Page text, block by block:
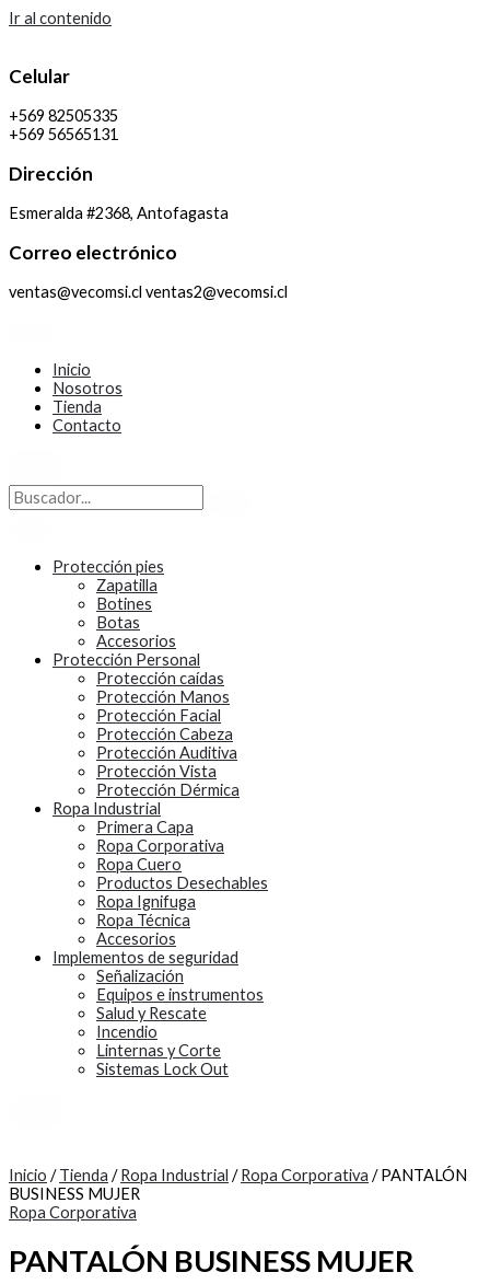
Ir al contenido
Celular
+569 82505335
+569 56565131
Dirección
Esmeralda #2368, Antofagasta
Correo electrónico
ventas@vecomsi.cl ventas2@vecomsi.cl
Inicio
Nosotros
Tienda
Contacto
Protección pies
Zapatilla
Botines
Botas
Accesorios
Protección Personal
Protección caídas
Protección Manos
Protección Facial
Protección Cabeza
Protección Auditiva
Protección Vista
Protección Dérmica
Ropa Industrial
Primera Capa
Ropa Corporativa
Ropa Cuero
Productos Desechables
Ropa Ignifuga
Ropa Técnica
Accesorios
Implementos de seguridad
Señalización
Equipos e instrumentos
Salud y Rescate
Incendio
Linternas y Corte
Sistemas Lock Out
Inicio /Tienda /Ropa Industrial /Ropa Corporativa / PANTALÓN
BUSINESS MUJER
Ropa Corporativa
PANTALÓN BUSINESS MUJER